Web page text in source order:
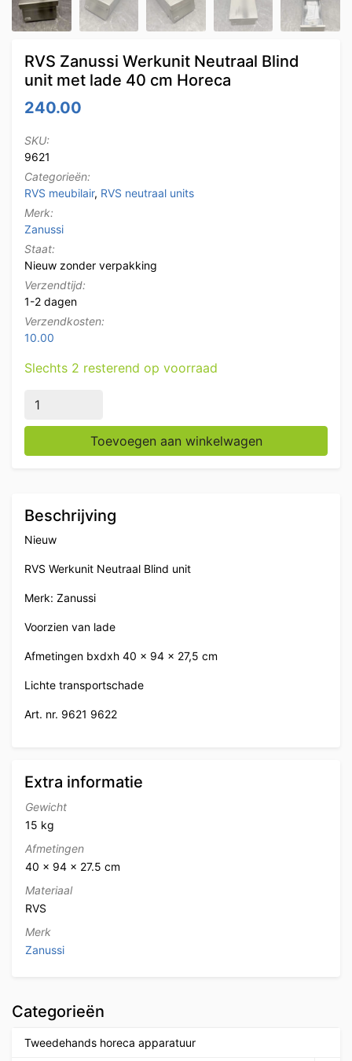
RVS Zanussi Werkunit Neutraal Blind
unit met lade 40 cm Horeca
240.00
SKU:
9621
Categorieën:
RVS meubilair, RVS neutraal units
Merk:
Zanussi
Staat:
Nieuw zonder verpakking
Verzendtijd:
1-2 dagen
Verzendkosten:
10.00
Slechts 2 resterend op voorraad
RVS Zanussi Werkunit Neutraal Blind unit met lade 40
Toevoegen aan winkelwagen
Beschrijving
Nieuw
RVS Werkunit Neutraal Blind unit
Merk: Zanussi
Voorzien van lade
Afmetingen bxdxh 40 x 94 x 27,5 cm
Lichte transportschade
Art. nr. 9621 9622
Extra informatie
Gewicht
15 kg
Afmetingen
40 × 94 × 27.5 cm
Materiaal
RVS
Merk
Zanussi
Categorieën
Tweedehands horeca apparatuur